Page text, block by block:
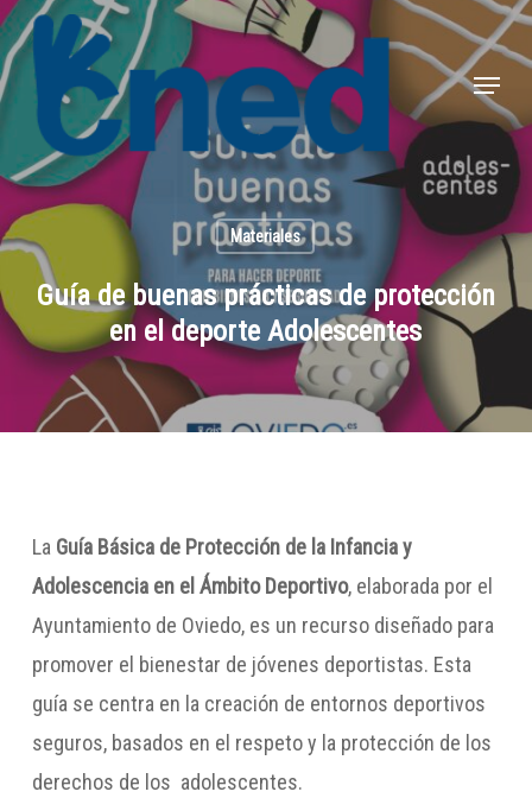
Skip
to
main
content
Menu
Materiales
Guía de buenas prácticas de protección
en el deporte Adolescentes
La Guía Básica de Protección de la Infancia y
Adolescencia en el Ámbito Deportivo, elaborada por el
Ayuntamiento de Oviedo, es un recurso diseñado para
promover el bienestar de jóvenes deportistas. Esta
guía se centra en la creación de entornos deportivos
seguros, basados en el respeto y la protección de los
derechos de los adolescentes.
Close
Menu